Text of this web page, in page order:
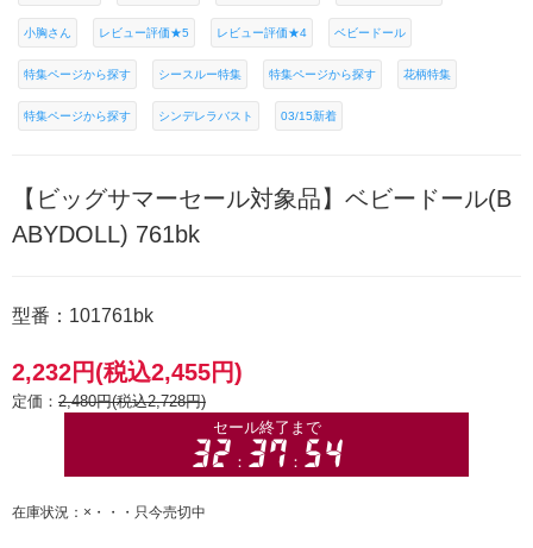
小胸さん レビュー評価★5 レビュー評価★4 ベビードール
特集ページから探す シースルー特集 特集ページから探す 花柄特集
特集ページから探す シンデレラバスト 03/15新着
【ビッグサマーセール対象品】ベビードール(B
ABYDOLL) 761bk
型番：101761bk
2,232円(税込2,455円)
定価： 2,480円(税込2,728円)
在庫状況：×・・・只今売切中